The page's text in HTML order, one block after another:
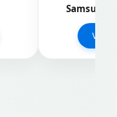
Samsung
Vedi